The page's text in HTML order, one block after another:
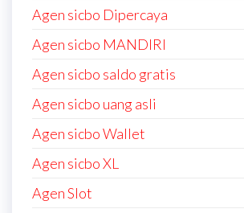
Agen sicbo Dipercaya
Agen sicbo MANDIRI
Agen sicbo saldo gratis
Agen sicbo uang asli
Agen sicbo Wallet
Agen sicbo XL
Agen Slot